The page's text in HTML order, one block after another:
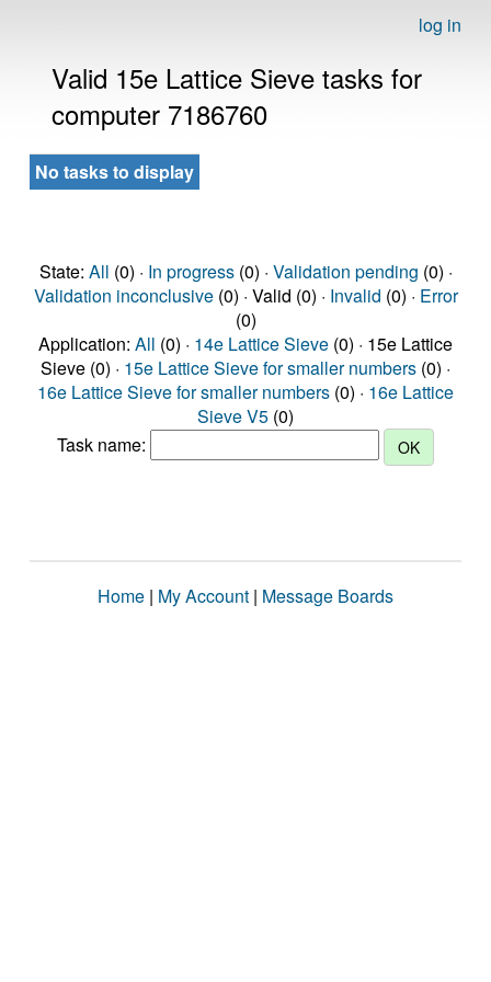
log in
Valid 15e Lattice Sieve tasks for
computer 7186760
No tasks to display
State: All (0) · In progress(0) · Validation pending (0) ·
Validation inconclusive(0) · Valid (0) · Invalid (0) · Error
(0)
Application: All (0) · 14e Lattice Sieve (0) · 15e Lattice
Sieve (0) · 15e Lattice Sieve for smaller numbers (0) ·
16e Lattice Sieve for smaller numbers (0) · 16e Lattice
Sieve V5 (0)
Task name:
Home | My Account | Message Boards